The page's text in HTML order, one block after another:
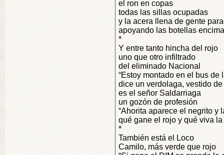
el ron en copas
todas las sillas ocupadas
y la acera llena de gente
apoyando las botellas
*
Y entre tanto hincha del rojo
uno que otro infiltrado
del eliminado Nacional
“Estoy montado en el bus de
dice un verdolaga, vestido
es el señor Saldarriaga
un gozón de profesión
“Ahorita aparece el negrito y
qué gane el rojo y qué viva
*
También está el Loco
Camilo, más verde que rojo